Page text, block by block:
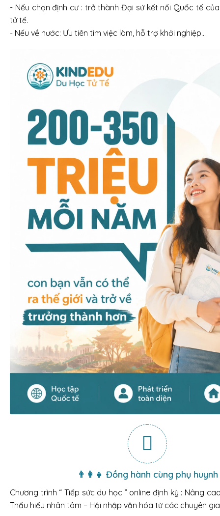
- Nếu chọn định cư : trở thành Đại sứ kết nối Quốc tế
tử tế.
- Nếu về nước: Ưu tiên tìm việc làm, hỗ trợ khởi nghiệp…
👨‍👩‍👧 Đồng hành cùng phụ huynh
Chương trình “ Tiếp sức du học ” online định kỳ : Nâng
Thấu hiểu nhân tâm – Hội nhập văn hóa từ các chuyên